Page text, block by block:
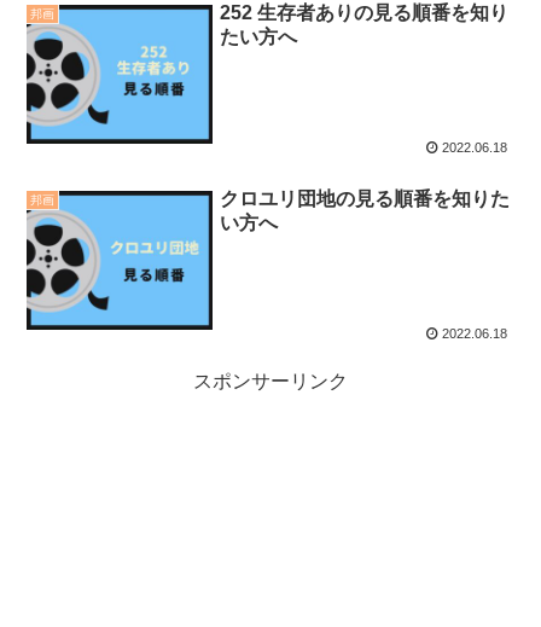
邦画
252 生存者ありの見る順番を知り
たい方へ
2022.06.18
邦画
クロユリ団地の見る順番を知りた
い方へ
2022.06.18
スポンサーリンク